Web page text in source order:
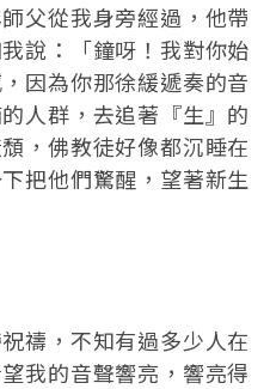
父從我身旁經過，他帶
說：「鐘呀！我對你始
因為你那徐緩遞奏的音
人群，去追著『生』的
，佛教徒好像都沉睡在
把他們驚醒，望著新生
禱，不知有過多少人在
我的音聲響亮，響亮得